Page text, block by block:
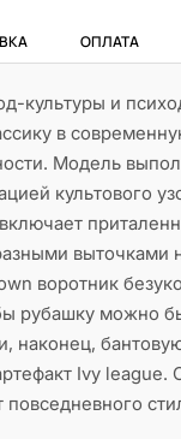
ОПЛАТА
культуры и
в
Модель
культового
выточками
воротник
рубашку можно
наконец,
Ivy league.